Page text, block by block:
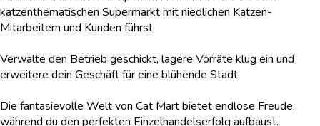
katzenthematischen Supermarkt mit niedlichen Katzen-
Mitarbeitern und Kunden führst.
Verwalte den Betrieb geschickt, lagere Vorräte klug ein und
erweitere dein Geschäft für eine blühende Stadt.
Die fantasievolle Welt von Cat Mart bietet endlose Freude,
während du den perfekten Einzelhandelserfolg aufbaust.